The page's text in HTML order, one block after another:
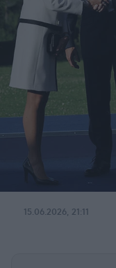
15.06.2026, 21:11